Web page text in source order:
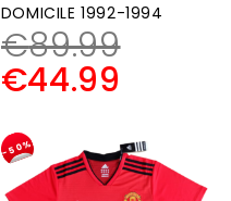
DOMICILE 1992-1994
€89.99
€44.99
-50%